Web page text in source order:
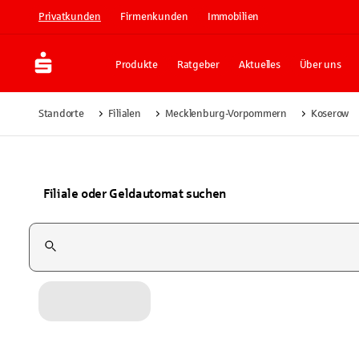
Privatkunden Firmenkunden Immobilien
Produkte Ratgeber Aktuelles Über uns
Standorte Filialen Mecklenburg-Vorpommern Koserow
Filiale oder Geldautomat suchen
Suchfeld